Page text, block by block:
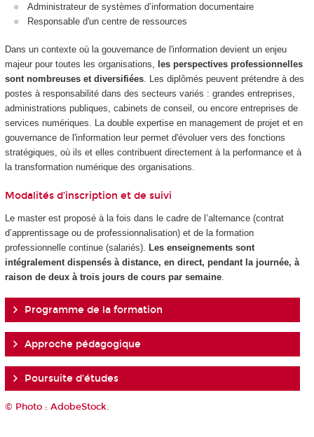
Administrateur de systèmes d’information documentaire
Responsable d'un centre de ressources
Dans un contexte où la gouvernance de l'information devient un enjeu
majeur pour toutes les organisations, les perspectives professionnelles
sont nombreuses et diversifiées. Les diplômés peuvent prétendre à des
postes à responsabilité dans des secteurs variés : grandes entreprises,
administrations publiques, cabinets de conseil, ou encore entreprises de
services numériques. La double expertise en management de projet et en
gouvernance de l'information leur permet d'évoluer vers des fonctions
stratégiques, où ils et elles contribuent directement à la performance et à
la transformation numérique des organisations.
Modalités d’inscription et de suivi
Le master est proposé à la fois dans le cadre de l’alternance(contrat
d’apprentissage ou de professionnalisation) et de la formation
professionnelle continue (salariés). Les enseignements sont
intégralement dispensés à distance, en direct, pendant la journée, à
raison de deux à trois jours de cours par semaine.
Programme de la formation
Approche pédagogique
Poursuite d’études
© Photo : AdobeStock.